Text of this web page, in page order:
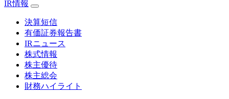
IR情報
決算短信
有価証券報告書
IRニュース
株式情報
株主優待
株主総会
財務ハイライト